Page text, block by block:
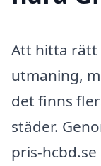
Att hitta rätt
utmaning,
det finns
städer.
pris-